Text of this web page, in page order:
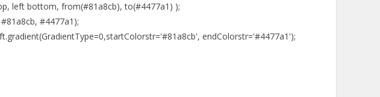
left bottom, from(#81a8cb), to(#4477a1) );
#4477a1);
endColorstr='#4477a1');